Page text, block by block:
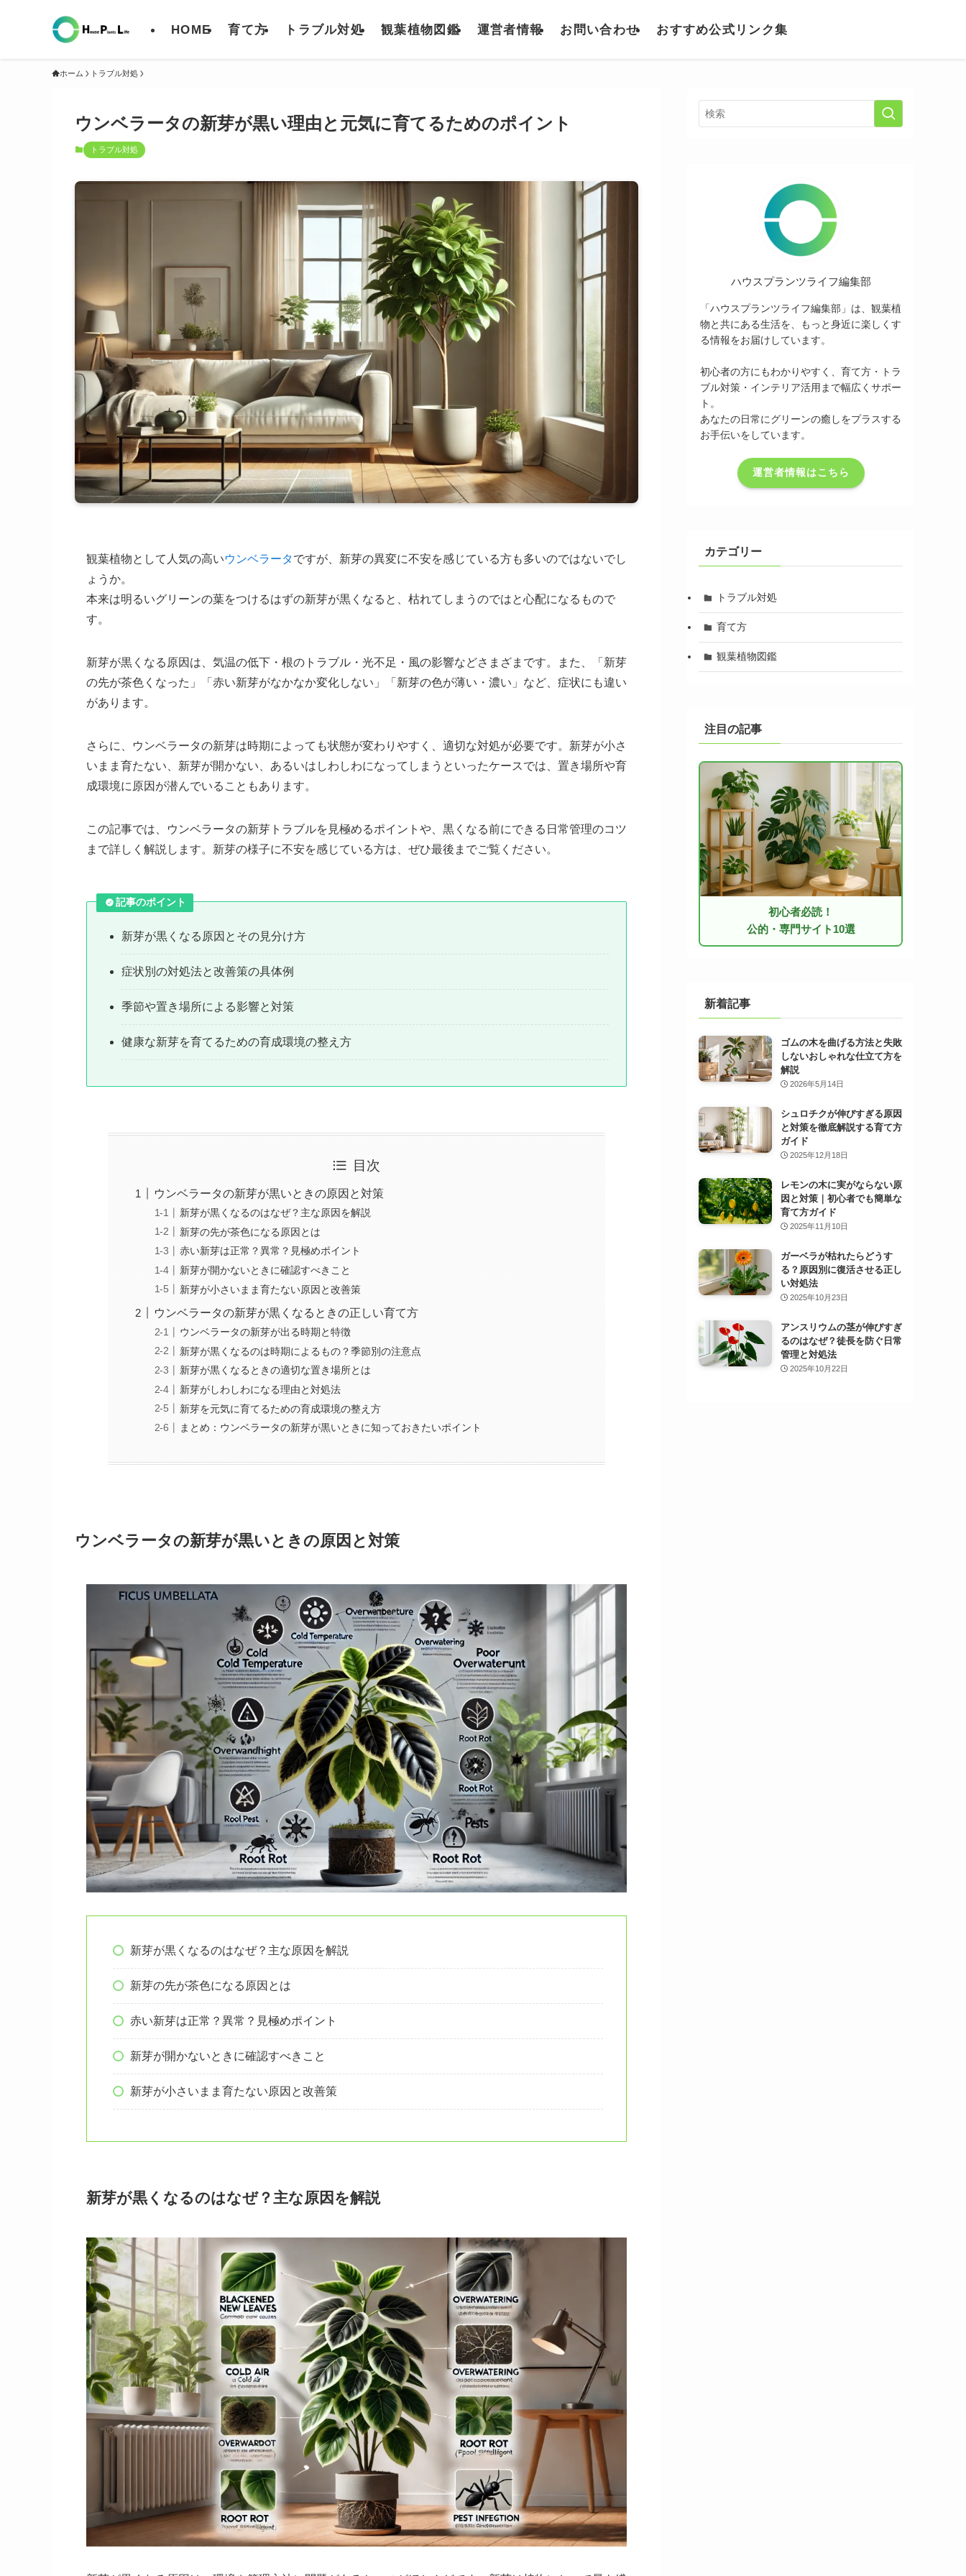
HOME 育て方 トラブル対処 観葉植物図鑑 運営者情報 お問い合わせ おすすめ公式リンク集
ホーム トラブル対処
ウンベラータの新芽が黒い理由と元気に育てるためのポイント
トラブル対処
観葉植物として人気の高いウンベラータですが、新芽の異変に不安を感じている方も多いのではないでし
ょうか。
本来は明るいグリーンの葉をつけるはずの新芽が黒くなると、枯れてしまうのではと心配になるもので
す。
新芽が黒くなる原因は、気温の低下・根のトラブル・光不足・風の影響などさまざまです。また、「新芽
の先が茶色くなった」「赤い新芽がなかなか変化しない」「新芽の色が薄い・濃い」など、症状にも違い
があります。
さらに、ウンベラータの新芽は時期によっても状態が変わりやすく、適切な対処が必要です。新芽が小さ
いまま育たない、新芽が開かない、あるいはしわしわになってしまうといったケースでは、置き場所や育
成環境に原因が潜んでいることもあります。
この記事では、ウンベラータの新芽トラブルを見極めるポイントや、黒くなる前にできる日常管理のコツ
まで詳しく解説します。新芽の様子に不安を感じている方は、ぜひ最後までご覧ください。
記事のポイント
新芽が黒くなる原因とその見分け方
症状別の対処法と改善策の具体例
季節や置き場所による影響と対策
健康な新芽を育てるための育成環境の整え方
目次
ウンベラータの新芽が黒いときの原因と対策
新芽が黒くなるのはなぜ？主な原因を解説
新芽の先が茶色になる原因とは
赤い新芽は正常？異常？見極めポイント
新芽が開かないときに確認すべきこと
新芽が小さいまま育たない原因と改善策
ウンベラータの新芽が黒くなるときの正しい育て方
ウンベラータの新芽が出る時期と特徴
新芽が黒くなるのは時期によるもの？季節別の注意点
新芽が黒くなるときの適切な置き場所とは
新芽がしわしわになる理由と対処法
新芽を元気に育てるための育成環境の整え方
まとめ：ウンベラータの新芽が黒いときに知っておきたいポイント
ウンベラータの新芽が黒いときの原因と対策
新芽が黒くなるのはなぜ？主な原因を解説
新芽の先が茶色になる原因とは
赤い新芽は正常？異常？見極めポイント
新芽が開かないときに確認すべきこと
新芽が小さいまま育たない原因と改善策
新芽が黒くなるのはなぜ？主な原因を解説
ハウスプランツライフ編集部
「ハウスプランツライフ編集部」は、観葉植
物と共にある生活を、もっと身近に楽しくす
る情報をお届けしています。
初心者の方にもわかりやすく、育て方・トラ
ブル対策・インテリア活用まで幅広くサポー
ト。
あなたの日常にグリーンの癒しをプラスする
お手伝いをしています。
運営者情報はこちら
カテゴリー
トラブル対処
育て方
観葉植物図鑑
注目の記事
初心者必読！
公的・専門サイト10選
新着記事
ゴムの木を曲げる方法と失敗
しないおしゃれな仕立て方を
解説
2026年5月14日
シュロチクが伸びすぎる原因
と対策を徹底解説する育て方
ガイド
2025年12月18日
レモンの木に実がならない原
因と対策｜初心者でも簡単な
育て方ガイド
2025年11月10日
ガーベラが枯れたらどうす
る？原因別に復活させる正し
い対処法
2025年10月23日
アンスリウムの茎が伸びすぎ
るのはなぜ？徒長を防ぐ日常
管理と対処法
2025年10月22日